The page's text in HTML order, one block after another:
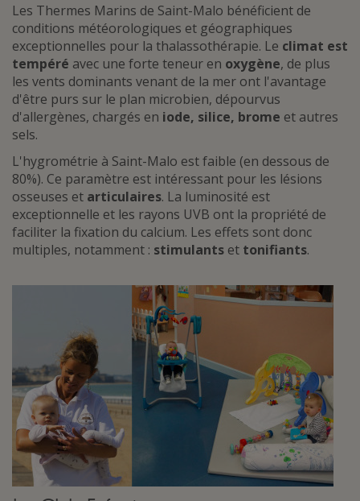
Les Thermes Marins de Saint-Malo bénéficient de
conditions météorologiques et géographiques
exceptionnelles pour la thalassothérapie. Le climat est
tempéré avec une forte teneur en oxygène, de plus
les vents dominants venant de la mer ont l'avantage
d'être purs sur le plan microbien, dépourvus
d'allergènes, chargés en iode, silice, brome et autres
sels.
L'hygrométrie à Saint-Malo est faible (en dessous de
80%). Ce paramètre est intéressant pour les lésions
osseuses et articulaires. La luminosité est
exceptionnelle et les rayons UVB ont la propriété de
faciliter la fixation du calcium. Les effets sont donc
multiples, notamment : stimulants et tonifiants.